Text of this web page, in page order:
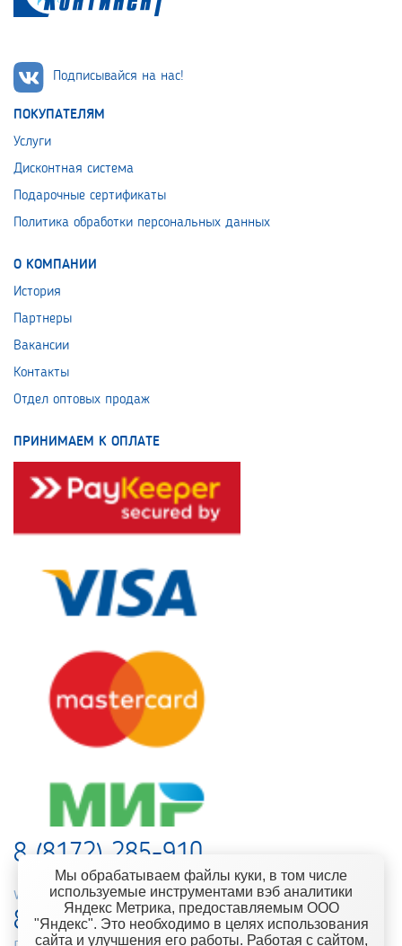
Подписывайся на нас!
ПОКУПАТЕЛЯМ
Услуги
Дисконтная система
Подарочные сертификаты
Политика обработки персональных данных
О КОМПАНИИ
История
Партнеры
Вакансии
Контакты
Отдел оптовых продаж
ПРИНИМАЕМ К ОПЛАТЕ
8 (8172) 285-910
web-support@kontinent.ru
8 900 501-25-53
Мы обрабатываем файлы куки, в том числе
используемые инструментами вэб аналитики
Яндекс Метрика, предоставляемым ООО
"Яндекс". Это необходимо в целях использования
сайта и улучшения его работы. Работая с сайтом,